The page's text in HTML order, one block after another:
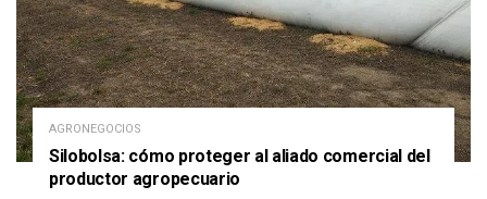
AGRONEGOCIOS
Silobolsa: cómo proteger al aliado comercial del
productor agropecuario